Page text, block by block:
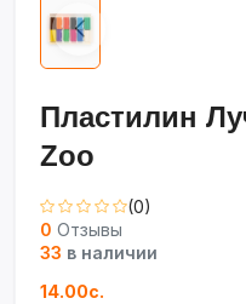
Пластилин
Zoo
(0)
0 Отзывы
33 в наличии
14.00с.